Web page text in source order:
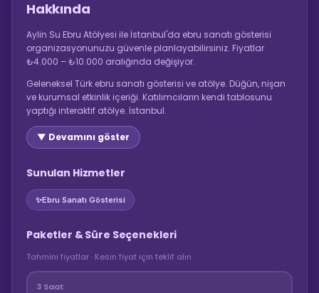
Hakkında
Aylin Su Ebru Atölyesi ile İstanbul'da ebru sanatı gösterisi
organizasyonunuzu güvenle planlayabilirsiniz. Fiyatlar
₺4.000 – ₺10.000 aralığında değişiyor.
Geleneksel Türk ebru sanatı gösterisi ve atölye. Düğün, nişan
ve kurumsal etkinlik içeriği. Katılımcıların kendi tablosunu
yaptığı interaktif atölye. İstanbul.
▼ Devamını göster
Sunulan Hizmetler
✨Ebru Sanatı Gösterisi
Paketler & Süre Seçenekleri
Tahmini fiyatlar · Kesin fiyat için teklif alın
3 Saat